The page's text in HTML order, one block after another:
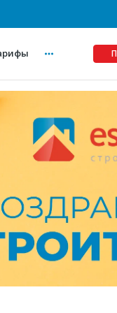
Подписка